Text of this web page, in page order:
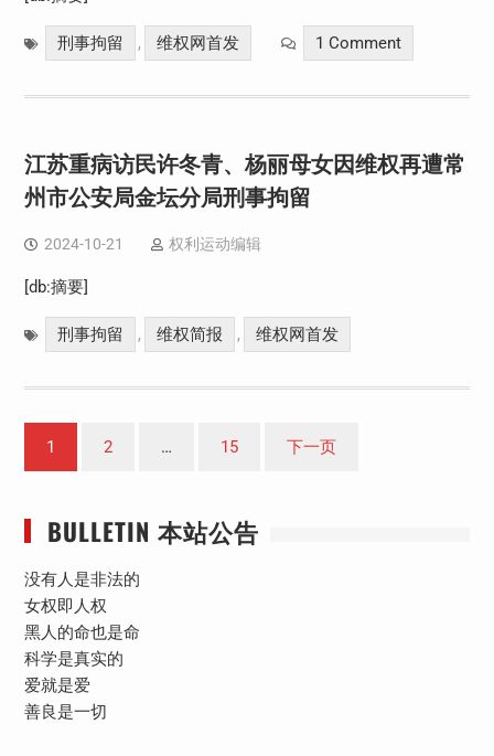
刑事拘留 , 维权网首发 1 Comment
江苏重病访民许冬青、杨丽母女因维权再遭常
州市公安局金坛分局刑事拘留
2024-10-21 权利运动编辑
[db:摘要]
刑事拘留 , 维权简报 , 维权网首发
章
页
1 2 … 15 下一页
BULLETIN 本站公告
没有人是非法的
女权即人权
黑人的命也是命
科学是真实的
爱就是爱
善良是一切